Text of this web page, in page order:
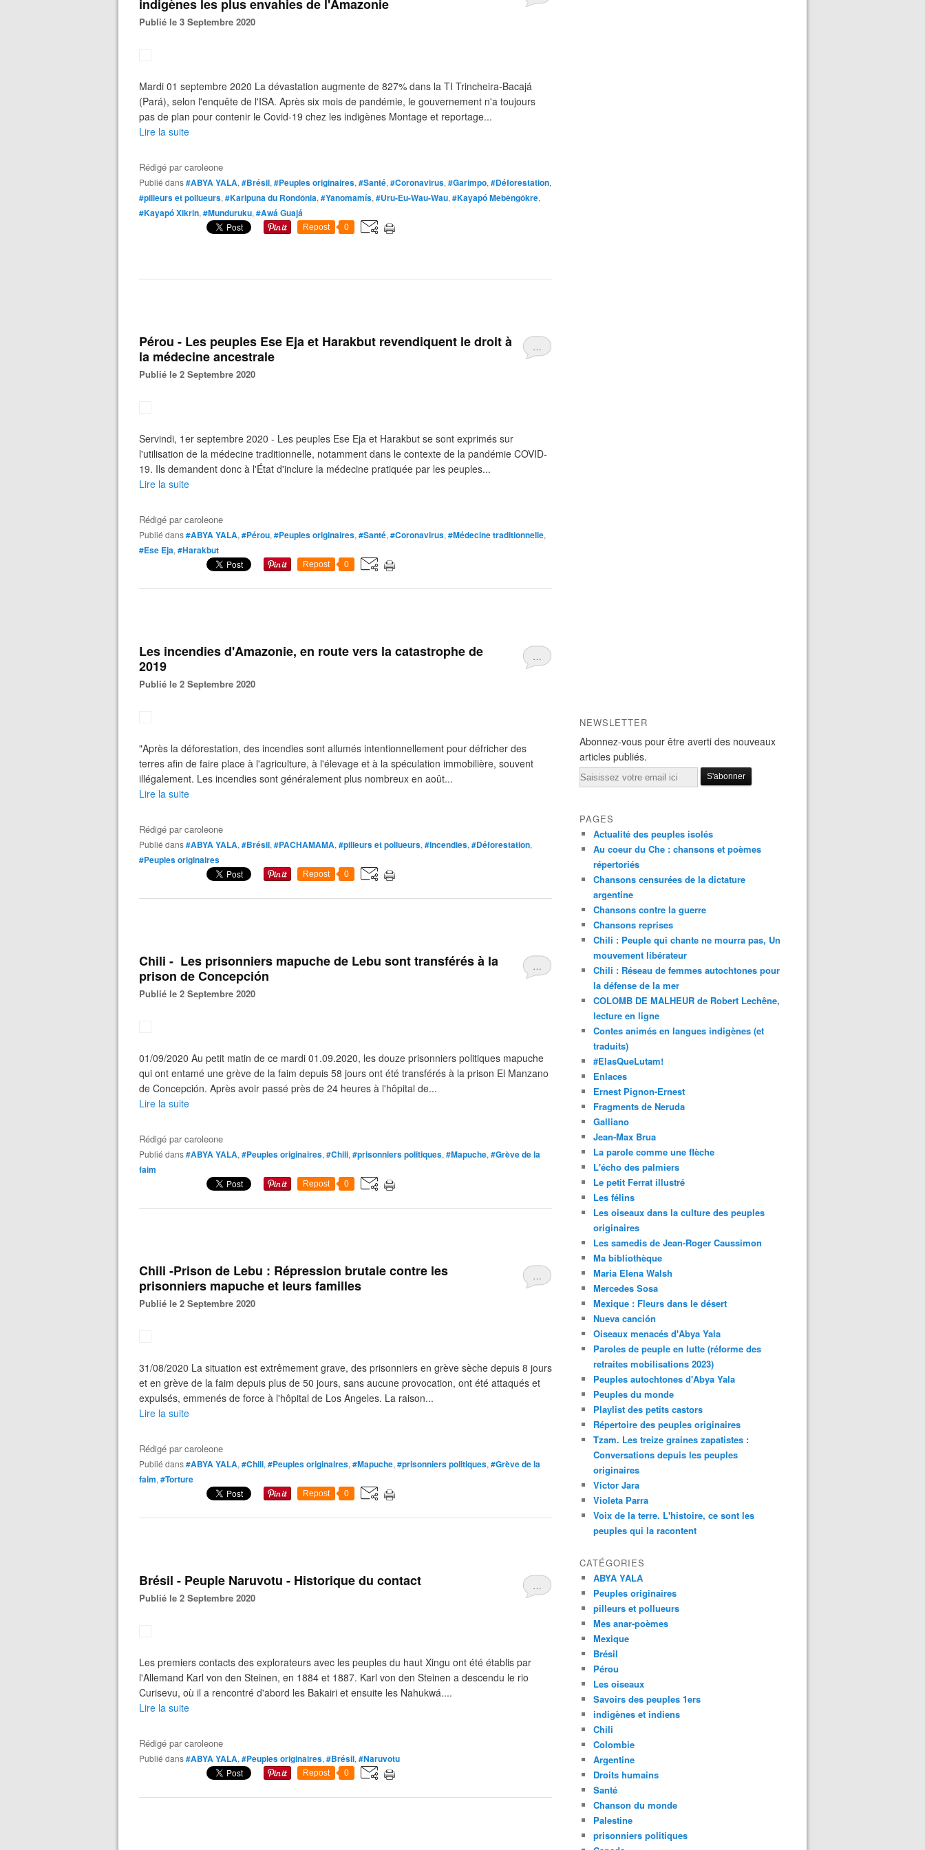
indigènes les plus envahies de l'Amazonie
Publié le 3 Septembre 2020
Mardi 01 septembre 2020 La dévastation augmente de 827% dans la TI Trincheira-Bacajá
(Pará), selon l'enquête de l'ISA. Après six mois de pandémie, le gouvernement n'a toujours
pas de plan pour contenir le Covid-19 chez les indigènes Montage et reportage...
Lire la suite
Rédigé parcaroleone
Publié dans#ABYA YALA, #Brésil, #Peuples originaires, #Santé, #Coronavirus, #Garimpo, #Déforestation,
#pilleurs et pollueurs, #Karipuna du Rondônia, #Yanomamís, #Uru-Eu-Wau-Wau, #Kayapó Mebêngôkre,
#Kayapó Xikrin, #Munduruku, #Awá Guajá
Repost 0
…
Pérou - Les peuples Ese Eja et Harakbut revendiquent le droit à
la médecine ancestrale
Publié le 2 Septembre 2020
Servindi, 1er septembre 2020 - Les peuples Ese Eja et Harakbut se sont exprimés sur
l'utilisation de la médecine traditionnelle, notamment dans le contexte de la pandémie COVID-
19. Ils demandent donc à l'État d'inclure la médecine pratiquée par les peuples...
Lire la suite
Rédigé parcaroleone
Publié dans#ABYA YALA, #Pérou, #Peuples originaires, #Santé, #Coronavirus, #Médecine traditionnelle,
#Ese Eja, #Harakbut
Repost 0
…
Les incendies d'Amazonie, en route vers la catastrophe de
2019
Publié le 2 Septembre 2020
"Après la déforestation, des incendies sont allumés intentionnellement pour défricher des
terres afin de faire place à l'agriculture, à l'élevage et à la spéculation immobilière, souvent
illégalement. Les incendies sont généralement plus nombreux en août...
Lire la suite
Rédigé parcaroleone
Publié dans#ABYA YALA, #Brésil, #PACHAMAMA, #pilleurs et pollueurs, #Incendies, #Déforestation,
#Peuples originaires
Repost 0
…
Chili - Les prisonniers mapuche de Lebu sont transférés à la
prison de Concepción
Publié le 2 Septembre 2020
01/09/2020 Au petit matin de ce mardi 01.09.2020, les douze prisonniers politiques mapuche
qui ont entamé une grève de la faim depuis 58 jours ont été transférés à la prison El Manzano
de Concepción. Après avoir passé près de 24 heures à l'hôpital de...
Lire la suite
Rédigé parcaroleone
Publié dans#ABYA YALA, #Peuples originaires, #Chili, #prisonniers politiques, #Mapuche, #Grève de la
faim
Repost 0
…
Chili -Prison de Lebu : Répression brutale contre les
prisonniers mapuche et leurs familles
Publié le 2 Septembre 2020
31/08/2020 La situation est extrêmement grave, des prisonniers en grève sèche depuis 8 jours
et en grève de la faim depuis plus de 50 jours, sans aucune provocation, ont été attaqués et
expulsés, emmenés de force à l'hôpital de Los Angeles. La raison...
Lire la suite
Rédigé parcaroleone
Publié dans#ABYA YALA, #Chili, #Peuples originaires, #Mapuche, #prisonniers politiques, #Grève de la
faim, #Torture
Repost 0
…
Brésil - Peuple Naruvotu - Historique du contact
Publié le 2 Septembre 2020
Les premiers contacts des explorateurs avec les peuples du haut Xingu ont été établis par
l'Allemand Karl von den Steinen, en 1884 et 1887. Karl von den Steinen a descendu le rio
Curisevu, où il a rencontré d'abord les Bakairi et ensuite les Nahukwá....
Lire la suite
Rédigé parcaroleone
Publié dans#ABYA YALA, #Peuples originaires, #Brésil, #Naruvotu
Repost 0
NEWSLETTER
Abonnez-vous pour être averti des nouveaux
articles publiés.
Email
PAGES
Actualité des peuples isolés
Au coeur du Che : chansons et poèmes
répertoriés
Chansons censurées de la dictature
argentine
Chansons contre la guerre
Chansons reprises
Chili : Peuple qui chante ne mourra pas, Un
mouvement libérateur
Chili : Réseau de femmes autochtones pour
la défense de la mer
COLOMB DE MALHEUR de Robert Lechêne,
lecture en ligne
Contes animés en langues indigènes (et
traduits)
#ElasQueLutam!
Enlaces
Ernest Pignon-Ernest
Fragments de Neruda
Galliano
Jean-Max Brua
La parole comme une flèche
L'écho des palmiers
Le petit Ferrat illustré
Les félins
Les oiseaux dans la culture des peuples
originaires
Les samedis de Jean-Roger Caussimon
Ma bibliothèque
Maria Elena Walsh
Mercedes Sosa
Mexique : Fleurs dans le désert
Nueva canción
Oiseaux menacés d'Abya Yala
Paroles de peuple en lutte (réforme des
retraites mobilisations 2023)
Peuples autochtones d'Abya Yala
Peuples du monde
Playlist des petits castors
Répertoire des peuples originaires
Tzam. Les treize graines zapatistes :
Conversations depuis les peuples
originaires
Victor Jara
Violeta Parra
Voix de la terre. L'histoire, ce sont les
peuples qui la racontent
CATÉGORIES
ABYA YALA
Peuples originaires
pilleurs et pollueurs
Mes anar-poèmes
Mexique
Brésil
Pérou
Les oiseaux
Savoirs des peuples 1ers
indigènes et indiens
Chili
Colombie
Argentine
Droits humains
Santé
Chanson du monde
Palestine
prisonniers politiques